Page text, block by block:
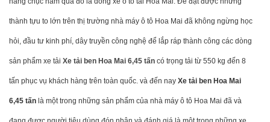
thành tựu to lớn trên thị trường nhà máy ô tô Hoa Mai đã không ngừng học
hỏi, đầu tư kinh phí, dây truyền công nghệ để lắp ráp thành công các dòng
sản phẩm xe tải Xe tải ben Hoa Mai 6,45 tấn có trọng tải từ 550 kg đến 8
tấn phục vụ khách hàng trên toàn quốc. và đến nay Xe tải ben Hoa Mai
6,45 tấn là một trong những sản phẩm của nhà máy ô tô Hoa Mai đã và